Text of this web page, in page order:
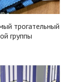
трогательный
группы